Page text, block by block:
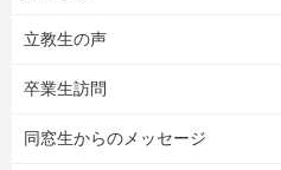
立教生の声
卒業生訪問
同窓生からのメッセージ